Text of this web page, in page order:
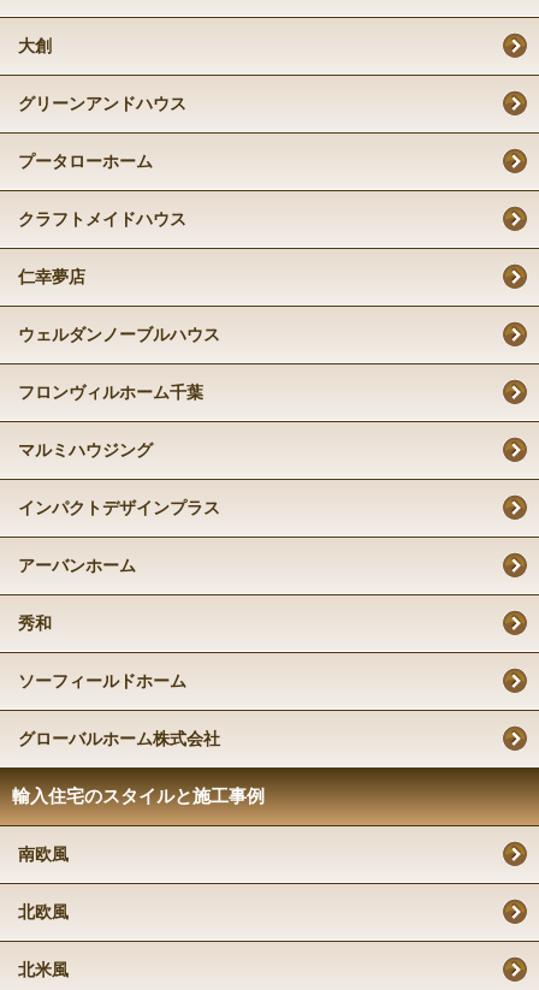
大創
グリーンアンドハウス
プータローホーム
クラフトメイドハウス
仁幸夢店
ウェルダンノーブルハウス
フロンヴィルホーム千葉
マルミハウジング
インパクトデザインプラス
アーバンホーム
秀和
ソーフィールドホーム
グローバルホーム株式会社
輸入住宅のスタイルと施工事例
南欧風
北欧風
北米風